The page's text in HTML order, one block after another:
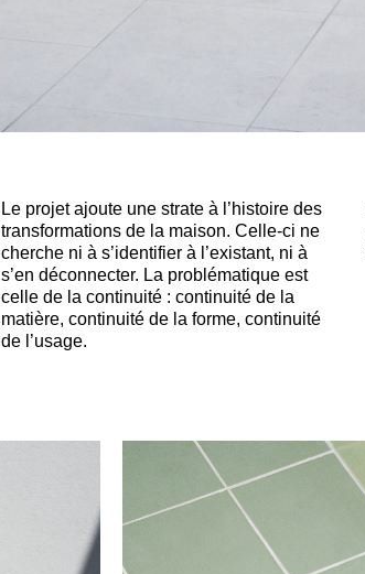
Le projet ajoute une strate à l’histoire des
transformations de la maison. Celle-ci ne
cherche ni à s’identifier à l’existant, ni à
s’en déconnecter. La problématique est
celle de la continuité : continuité de la
matière, continuité de la forme, continuité
de l’usage.